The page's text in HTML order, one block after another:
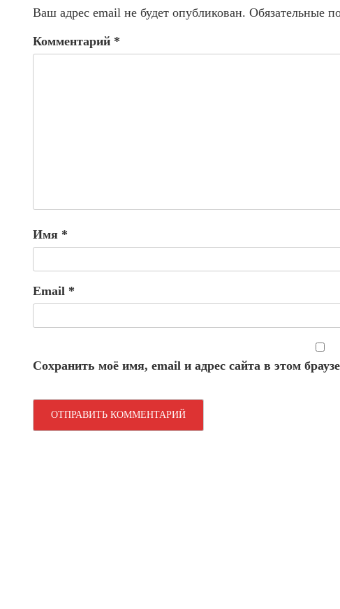
Ваш адрес email не будет опубликован. Обязательные
Комментарий *
Имя *
Email *
Сохранить моё имя, email и адрес сайта в этом